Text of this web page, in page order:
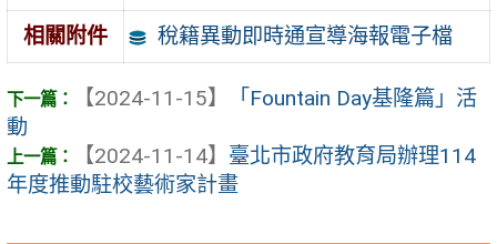
相關附件
稅籍異動即時通宣導海報電子檔
【2024-11-15】
「Fountain Day基隆篇」活
動
【2024-11-14】 臺北市政府教育局辦理114
年度推動駐校藝術家計畫